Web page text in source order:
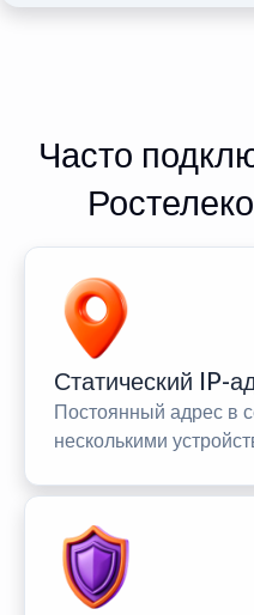
Часто
Статический IP-
Постоянный адрес в
несколькими